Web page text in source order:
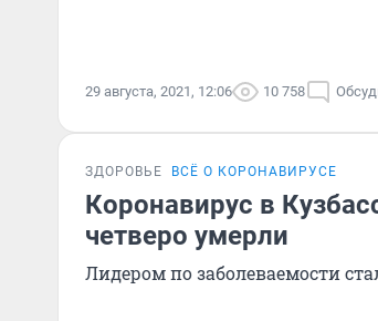
29 августа, 2021, 12:06 10 758
ЗДОРОВЬЕ ВСЁ О КОРОНАВИРУСЕ
Коронавирус в
четверо умерли
Лидером по заболеваемости